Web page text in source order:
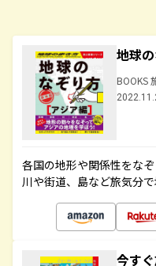
地球
BOOKS
各国の地形や関係性をな
川や街道、島など旅気分
今す